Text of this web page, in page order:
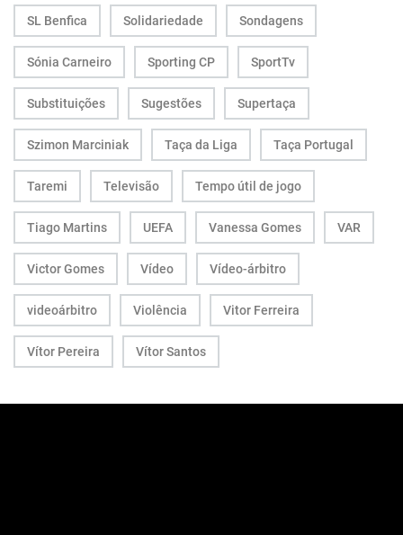
SL Benfica Solidariedade Sondagens
Sónia Carneiro Sporting CP SportTv
Substituições Sugestões Supertaça
Szimon Marciniak Taça da Liga Taça Portugal
Taremi Televisão Tempo útil de jogo
Tiago Martins UEFA Vanessa Gomes VAR
Victor Gomes Vídeo Vídeo-árbitro
videoárbitro Violência Vitor Ferreira
Vítor Pereira Vítor Santos